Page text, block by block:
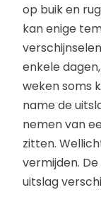
op buik en
kan enige
enkele
weken soms
name de
nemen van
zitten.
vermijden.
uitslag